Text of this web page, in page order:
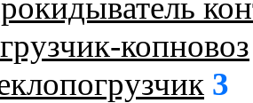
копновоз
3